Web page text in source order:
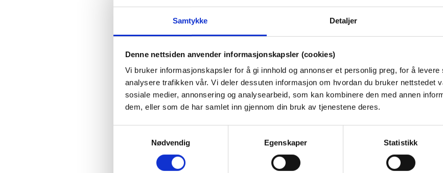
Samtykke Detaljer
Denne nettsiden anvender informasjonskapsler (cookies)
Vi bruker informasjonskapsler for å gi innhold og annonser et personlig preg, for å
analysere trafikken vår. Vi deler dessuten informasjon om hvordan du bruker nettstedet
sosiale medier, annonsering og analysearbeid, som kan kombinere den med annen
dem, eller som de har samlet inn gjennom din bruk av tjenestene deres.
Nødvendig
Egenskaper Statistikk
energi.
Et tilstrekkelig inntak av karbohydrater sikrer at
opp, noe som gir deg nødvendig energi til å prestere
treningsøkter. Dette er avgjørende ikke bare for å ha
gjennom hele treningsøkten, men også for å kunne
med tilstrekkelig intensitet for å stimulere muskelvekst.